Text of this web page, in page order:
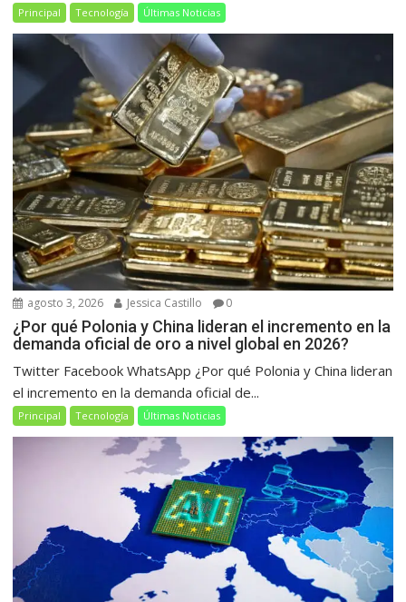
Principal Tecnología Últimas Noticias
agosto 3, 2026 Jessica Castillo 0
¿Por qué Polonia y China lideran el incremento en la
demanda oficial de oro a nivel global en 2026?
Twitter Facebook WhatsApp ¿Por qué Polonia y China lideran
el incremento en la demanda oficial de...
Principal Tecnología Últimas Noticias